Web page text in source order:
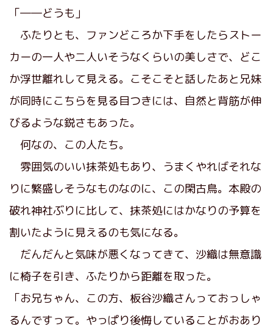
「――どうも」
ふたりとも、ファンどころか下手をしたらストー
カーの一人や二人いそうなくらいの美しさで、どこ
か浮世離れして見える。こそこそと話したあと兄妹
が同時にこちらを見る目つきには、自然と背筋が伸
びるような鋭さもあった。
何なの、この人たち。
雰囲気のいい抹茶処もあり、うまくやればそれな
りに繁盛しそうなものなのに、この閑古鳥。本殿の
破れ神社ぶりに比して、抹茶処にはかなりの予算を
割いたように見えるのも気になる。
だんだんと気味が悪くなってきて、沙織は無意識
に椅子を引き、ふたりから距離を取った。
「お兄ちゃん、この方、板谷沙織さんっておっしゃ
るんですって。やっぱり後悔していることがおあり